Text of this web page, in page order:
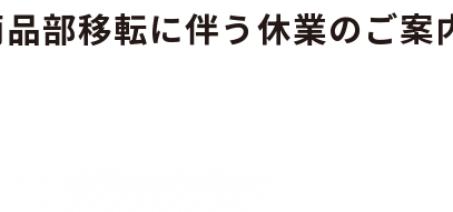
部移転に伴う休業のご案